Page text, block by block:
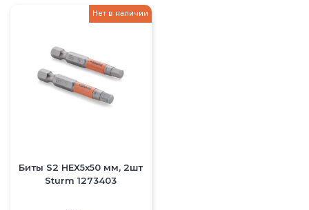
Нет в наличии
Биты S2 HEX5x50 мм, 2шт
Sturm 1273403